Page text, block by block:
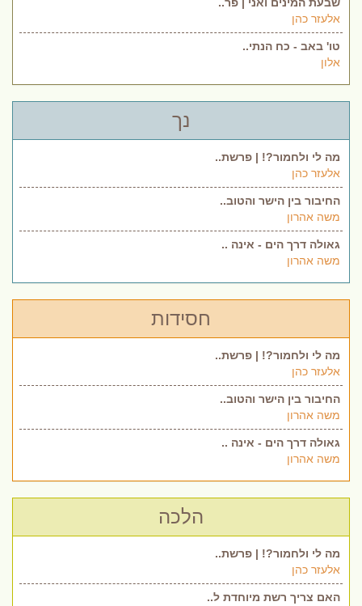
אלעזר כהן
טו' באב - כח הנתי..
אלון
נך
מה לי ולחמור?! | פרשת..
אלעזר כהן
החיבור בין הישר והטוב..
משה אהרון
גאולה דרך הים - אינה ..
משה אהרון
חסידות
מה לי ולחמור?! | פרשת..
אלעזר כהן
החיבור בין הישר והטוב..
משה אהרון
גאולה דרך הים - אינה ..
משה אהרון
הלכה
מה לי ולחמור?! | פרשת..
אלעזר כהן
האם צריך רשת מיוחדת ל..